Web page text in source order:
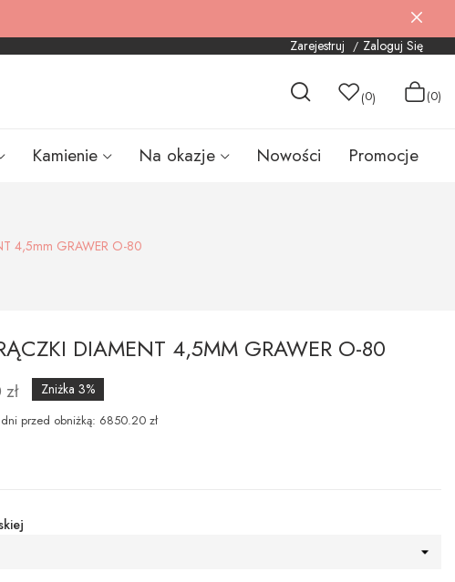
Zarejestruj Zaloguj Się
(0) (0)
Kamienie Na okazje Nowości Promocje
4,5mm GRAWER O-80
DIAMENT 4,5MM GRAWER O-80
Zniżka 3%
przed obniżką: 6850.20 zł